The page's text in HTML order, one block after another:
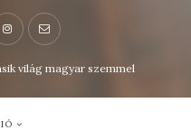
világ magyar szemmel